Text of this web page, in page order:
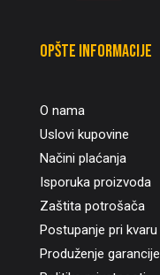
Opšte informacije
O nama
Uslovi kupovine
Načini plaćanja
Isporuka proizvoda
Zaštita potrošača
Postupanje pri kvaru
Produženje garancije